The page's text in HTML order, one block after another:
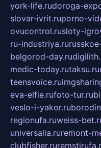
york-life.rudoroga-
slovar-ivrit.ruporno-
ovucontrol.rusloty-
ru-industriya.ru
belgorod-day.ru
medic-today.rutaksu.ru
teensvoice.ru
eva-elfie.rufoto-tur.ru
veslo-i-yakor.ru
regionufa.ruweiss-
universalia.ruremont-
clubfisher.ru